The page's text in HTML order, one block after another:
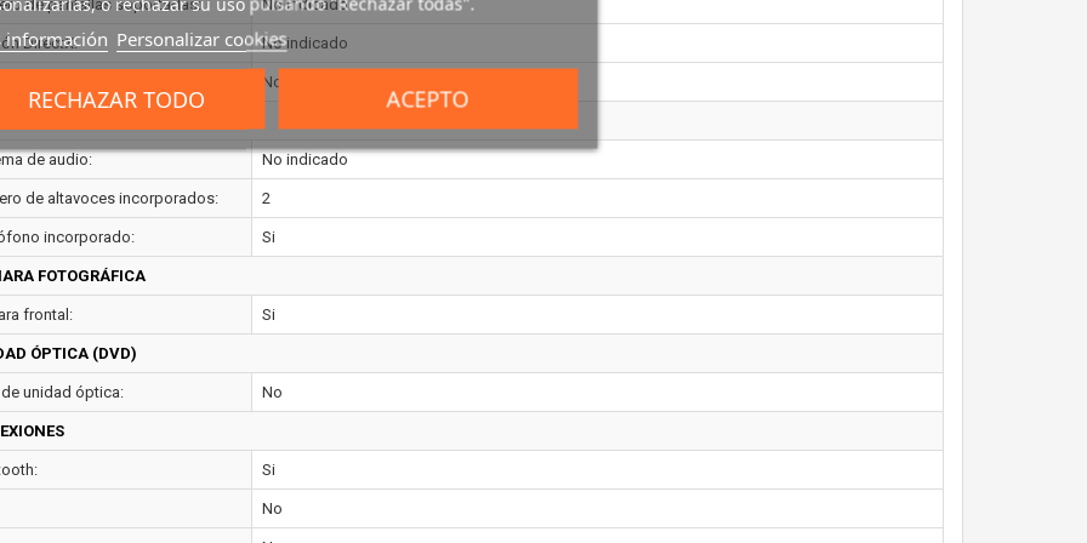
de pantallas soportadas: No indicado
DirectX: No indicado
No indicado
de audio: No indicado
de altavoces incorporados: 2
incorporado: Si
FOTOGRÁFICA
frontal: Si
ÓPTICA (DVD)
unidad óptica: No
Si
No
información Personalizar cookies
RECHAZAR TODO ACEPTO